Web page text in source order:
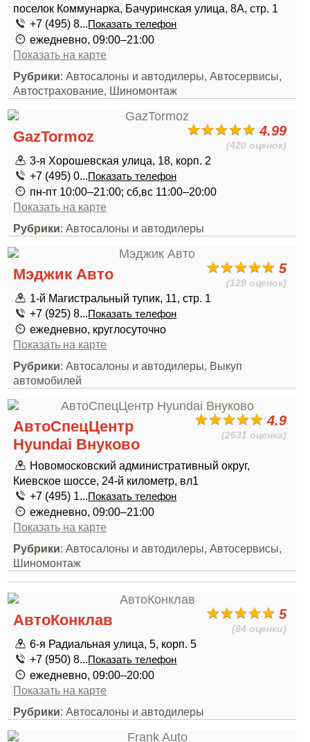
поселок Коммунарка, Бачуринская улица, 8А, стр. 1
+7 (495) 8...Показать телефон
ежедневно, 09:00–21:00
Показать на карте
Рубрики: Автосалоны и автодилеры, Автосервисы,
Автострахование, Шиномонтаж
4.99
(420 оценок)
GazTormoz
3-я Хорошевская улица, 18, корп. 2
+7 (495) 0...Показать телефон
пн-пт 10:00–21:00; сб,вс 11:00–20:00
Показать на карте
Рубрики: Автосалоны и автодилеры
5
(129 оценок)
Мэджик Авто
1-й Магистральный тупик, 11, стр. 1
+7 (925) 8...Показать телефон
ежедневно, круглосуточно
Показать на карте
Рубрики: Автосалоны и автодилеры, Выкуп
автомобилей
4.9
(2631 оценка)
АвтоСпецЦентр
Hyundai Внуково
Новомосковский административный округ,
Киевское шоссе, 24-й километр, вл1
+7 (495) 1...Показать телефон
ежедневно, 09:00–21:00
Показать на карте
Рубрики: Автосалоны и автодилеры, Автосервисы,
Шиномонтаж
5
(84 оценки)
АвтоКонклав
6-я Радиальная улица, 5, корп. 5
+7 (950) 8...Показать телефон
ежедневно, 09:00–20:00
Показать на карте
Рубрики: Автосалоны и автодилеры